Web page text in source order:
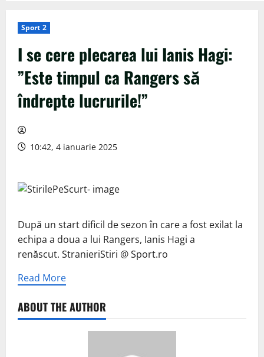
Sport 2
I se cere plecarea lui Ianis Hagi:
”Este timpul ca Rangers să
îndrepte lucrurile!”
10:42, 4 ianuarie 2025
După un start dificil de sezon în care a fost exilat la
echipa a doua a lui Rangers, Ianis Hagi a
renăscut. StranieriStiri @ Sport.ro
Read More
ABOUT THE AUTHOR